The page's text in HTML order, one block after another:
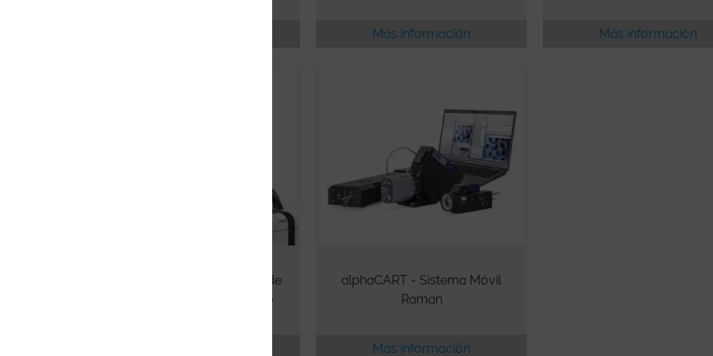
Más información Más información
cryoRaman – Microscopio de
Raman Imaging criogénico
alphaCART - Sistema Móvil
Raman
Más información